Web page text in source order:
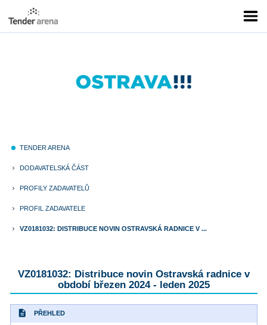
fiber_manual_record TENDER ARENA
keyboard_arrow_right DODAVATELSKÁ ČÁST
keyboard_arrow_right PROFILY ZADAVATELŮ
keyboard_arrow_right PROFIL ZADAVATELE
keyboard_arrow_right VZ0181032: DISTRIBUCE NOVIN OSTRAVSKÁ RADNICE V ...
VZ0181032: Distribuce novin Ostravská radnice v
období březen 2024 - leden 2025
description PŘEHLED